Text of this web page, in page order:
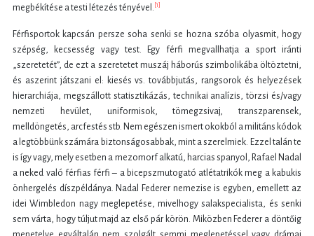
megbékítése a testi létezés tényével. [1]
Férfisportok kapcsán persze soha senki se hozna szóba olyasmit, hogy
szépség, kecsesség vagy test. Egy férfi megvallhatja a sport iránti
„szeretetét”, de ezt a szeretetet muszáj háborús szimbolikába öltöztetni,
és aszerint játszani el: kiesés vs. továbbjutás, rangsorok és helyezések
hierarchiája, megszállott statisztikázás, technikai analízis, törzsi és/vagy
nemzeti hevület, uniformisok, tömegzsivaj, transzparensek,
melldöngetés, arcfestés stb. Nem egészen ismert okokból a militáns kódok
a legtöbbünk számára biztonságosabbak, mint a szerelmiek. Ezzel talán te
is így vagy, mely esetben a mezomorf alkatú, harcias spanyol, Rafael Nadal
a neked való férfias férfi – a bicepszmutogató atlétatrikók meg a kabukis
önhergelés díszpéldánya. Nadal Federer nemezise is egyben, emellett az
idei Wimbledon nagy meglepetése, mivelhogy salakspecialista, és senki
sem várta, hogy túljut majd az első pár körön. Miközben Federer a döntőig